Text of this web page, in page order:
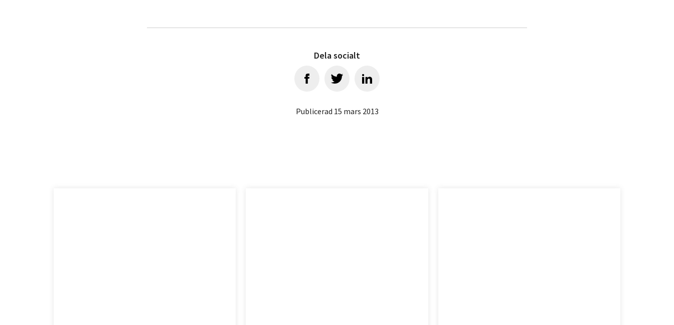
Dela socialt
Publicerad 15 mars 2013